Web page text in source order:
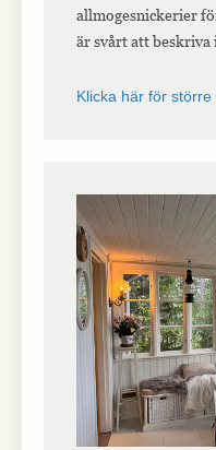
allmogesnickerier
är svårt att beskriva
Klicka här för större